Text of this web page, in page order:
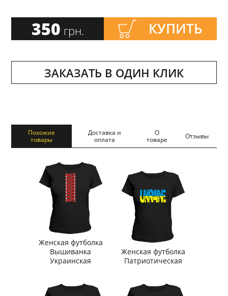
350 грн. КУПИТЬ
ЗАКАЗАТЬ В ОДИН КЛИК
Похожие
товары
Доставка и
оплата
О
товаре
Отзывы
Женская футболка
Вышиванка
Украинская
Женская футболка
Патриотическая